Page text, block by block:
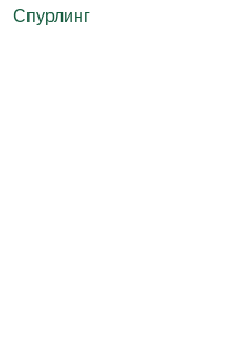
Спурлинг